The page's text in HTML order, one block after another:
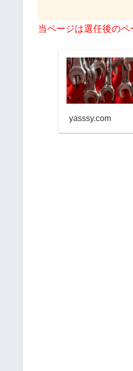
当ページは選任後の
yasssy.com